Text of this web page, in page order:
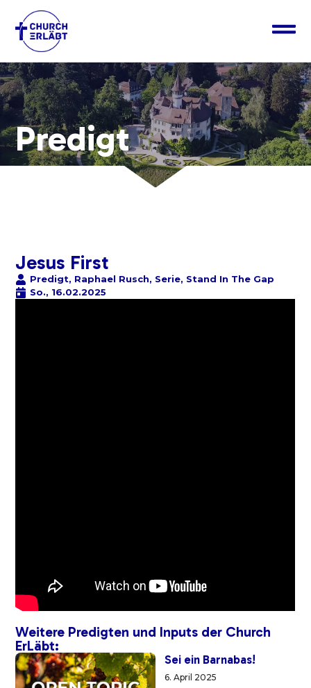
Predigt
Jesus First
Predigt, Raphael Rusch, Serie, Stand In The Gap
So., 16.02.2025
Weitere Predigten und Inputs der Church
ErLäbt:
Sei ein Barnabas!
6. April 2025